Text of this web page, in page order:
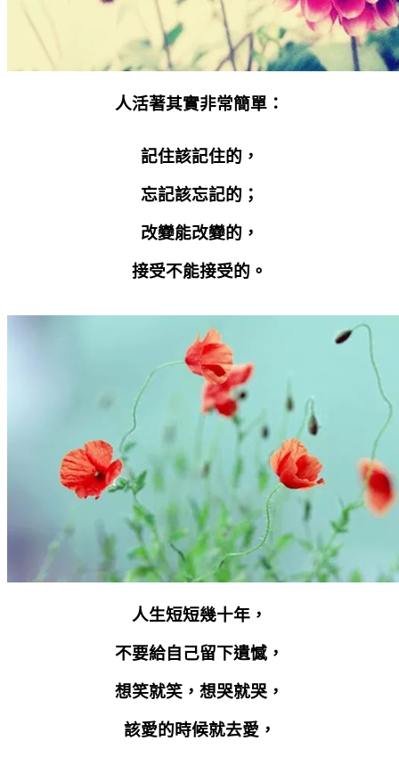
人活著其實非常簡單：
記住該記住的，
忘記該忘記的；
改變能改變的，
接受不能接受的。
人生短短幾十年，
不要給自己留下遺憾，
想笑就笑，想哭就哭，
該愛的時候就去愛，